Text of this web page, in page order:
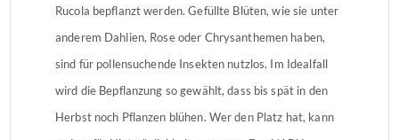
Rucola bepflanzt werden. Gefüllte Blüten, wie sie unter
anderem Dahlien, Rose oder Chrysanthemen haben,
sind für pollensuchende Insekten nutzlos. Im Idealfall
wird die Bepflanzung so gewählt, dass bis spät in den
Herbst noch Pflanzen blühen. Wer den Platz hat, kann